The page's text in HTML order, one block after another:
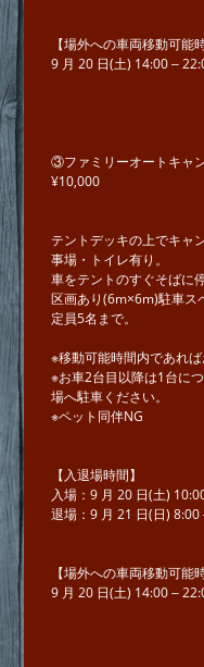
【場外への⾞両移動可能
9 ⽉ 20 ⽇(⼟) 14:00 ‒
③ファミリーオートキャ
¥10,000
テントデッキの上でキャ
事場・トイレ有り。
⾞をテントのすぐそばに
区画あり(6m×6m)駐⾞ス
定員5名まで。
※移動可能時間内であれば
※お車2台⽬以降は1台に
場へ駐車ください。
※ペット同伴NG
【⼊退場時間】
⼊場：9 ⽉ 20 ⽇(⼟)
退場：9 ⽉ 21 ⽇(⽇) 8:00
【場外への⾞両移動可能
9 ⽉ 20 ⽇(⼟) 14:00 ‒